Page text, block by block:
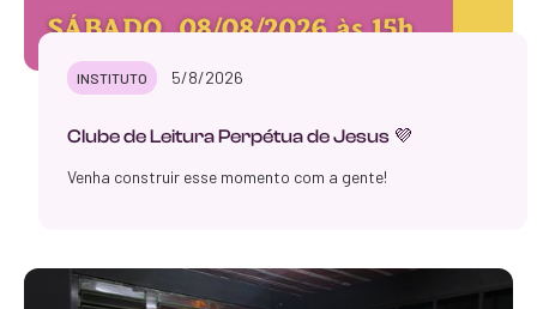
INSTITUTO 5/8/2026
Clube de Leitura Perpétua de Jesus 💜
Venha construir esse momento com a gente!